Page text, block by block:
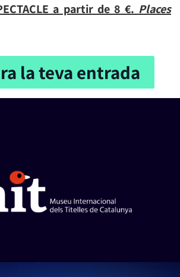
a partir de 8 €. Places
la teva entrada